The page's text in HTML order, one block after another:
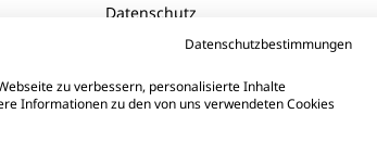
Datenschutz
ImpressumDatenschutzbestimmungen
zu verbessern, personalisierte Inhalte
Informationen zu den von uns verwendeten Cookies